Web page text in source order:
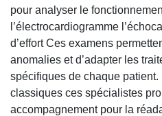
pour analyser le
l’électrocardiogramme
d’effort Ces examens
anomalies et d’adapter les
spécifiques de chaque
classiques ces spécialistes
accompagnement pour la